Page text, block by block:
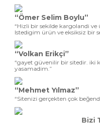
“Ömer Selim Boylu”
“Hizli bir sekilde kargolandi
Istedigim ürün ve eksiksiz bir
“Volkan Erikçi”
“gayet güvenilir bir sitedir. iki
yasamadim.”
“Mehmet Yılmaz”
“Sitenizi gerçekten çok
Bizi